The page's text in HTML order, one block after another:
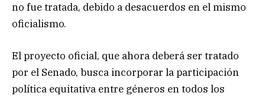
no fue tratada, debido a desacuerdos en el mismo
oficialismo.
El proyecto oficial, que ahora deberá ser tratado
por el Senado, busca incorporar la participación
política equitativa entre géneros en todos los